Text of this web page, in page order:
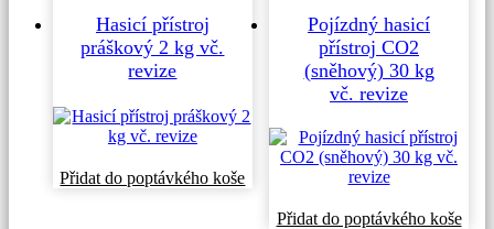
Hasicí přístroj
práškový 2 kg vč.
revize
Přidat do poptávkého koše
Pojízdný hasicí
přístroj CO2
(sněhový) 30 kg
vč. revize
Přidat do poptávkého koše